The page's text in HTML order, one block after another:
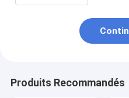
Produits Recommandés